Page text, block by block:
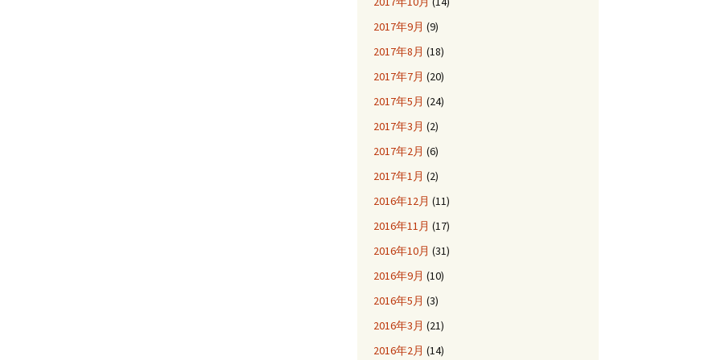
2017年9月 (9)
2017年8月 (18)
2017年7月 (20)
2017年5月 (24)
2017年3月 (2)
2017年2月 (6)
2017年1月 (2)
2016年12月 (11)
2016年11月 (17)
2016年10月 (31)
2016年9月 (10)
2016年5月 (3)
2016年3月 (21)
2016年2月 (14)